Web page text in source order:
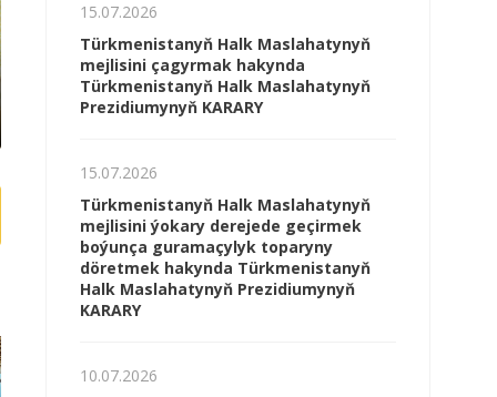
15.07.2026
Türkmenistanyň Halk Maslahatynyň
mejlisini çagyrmak hakynda
Türkmenistanyň Halk Maslahatynyň
Prezidiumynyň KARARY
15.07.2026
Türkmenistanyň Halk Maslahatynyň
mejlisini ýokary derejede geçirmek
boýunça guramaçylyk toparyny
döretmek hakynda Türkmenistanyň
Halk Maslahatynyň Prezidiumynyň
KARARY
10.07.2026